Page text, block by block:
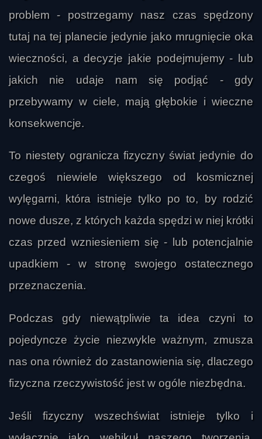
problem - postrzegamy nasz czas spędzony
tutaj na tej planecie jedynie jako mrugnięcie oka
wieczności, a decyzje jakie podejmujemy - lub
jakich nie udaje nam się podjąć - gdy
przebywamy w ciele, mają głębokie i wieczne
konsekwencje.
To niestety ogranicza fizyczny świat jedynie do
czegoś niewiele większego od kosmicznej
wylęgarni, która istnieje tylko po to, by rodzić
nowe dusze, z których każda spędzi w niej krótki
czas przed wzniesieniem się - lub potencjalnie
upadkiem - w stronę swojego ostatecznego
przeznaczenia.
Podczas gdy niewątpliwie ta idea czyni to
pojedyncze życie niezwykle ważnym, zmusza
nas ona również do zastanowienia się, dlaczego
fizyczna rzeczywistość jest w ogóle niezbędna.
Jeśli fizyczny wszechświat istnieje tylko i